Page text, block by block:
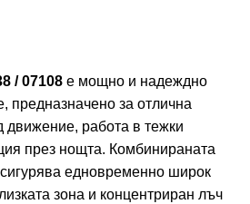
/ 07108 е мощно и надеждно
предназначено за отлична
движение, работа в тежки
през нощта. Комбинираната
едновременно широк
зона и концентриран лъч